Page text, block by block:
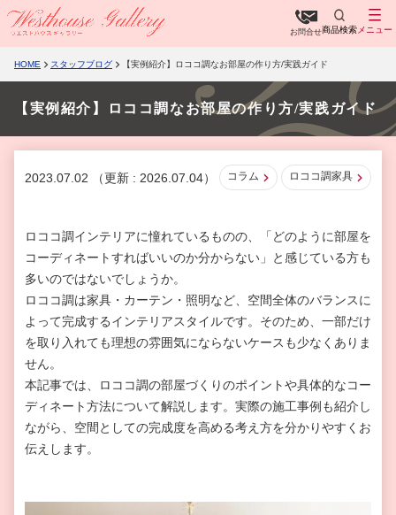
お問合せ商品検索 メニュー
HOME スタッフブログ 【実例紹介】ロココ調なお部屋の作り方/実践ガイド
【実例紹介】ロココ調なお部屋の作り方/実践ガイド
2023.07.02 （更新 : 2026.07.04） コラム ロココ調家具
ロココ調インテリアに憧れているものの、「どのように部屋を
コーディネートすればいいのか分からない」と感じている方も
多いのではないでしょうか。
ロココ調は家具・カーテン・照明など、空間全体のバランスに
よって完成するインテリアスタイルです。そのため、一部だけ
を取り入れても理想の雰囲気にならないケースも少なくありま
せん。
本記事では、ロココ調の部屋づくりのポイントや具体的なコー
ディネート方法について解説します。実際の施工事例も紹介し
ながら、空間としての完成度を高める考え方を分かりやすくお
伝えします。